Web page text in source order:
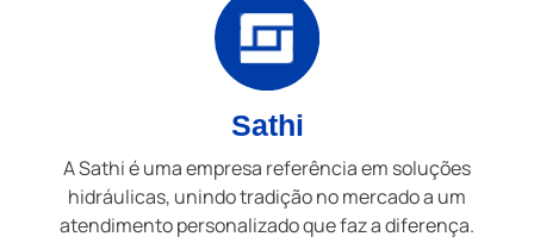
Sathi
A Sathi é uma empresa referência em soluções
hidráulicas, unindo tradição no mercado a um
atendimento personalizado que faz a diferença.